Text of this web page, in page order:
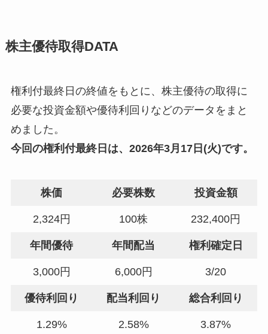
株主優待取得DATA
権利付最終日の終値をもとに、株主優待の取得に
必要な投資金額や優待利回りなどのデータをまと
めました。
今回の権利付最終日 は、2026年3月17日(火)です。
株価 必要株数 投資金額
2,324円 100株 232,400円
年間優待 年間配当 権利確定日
3,000円 6,000円 3/20
優待利回り 配当利回り 総合利回り
1.29% 2.58% 3.87%